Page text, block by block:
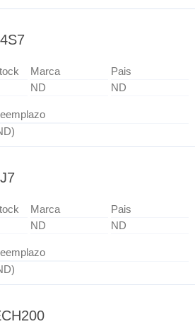
Marca
Pais
ND ND
Marca
Pais
ND ND